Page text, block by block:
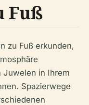
Fuß
zu Fuß erkunden,
Juwelen in Ihrem
Spazierwege